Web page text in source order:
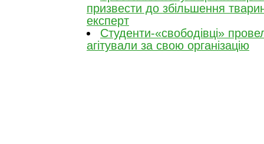
призвести до збільшення
експерт
Студенти-«свободівці»
агітували за свою організацію